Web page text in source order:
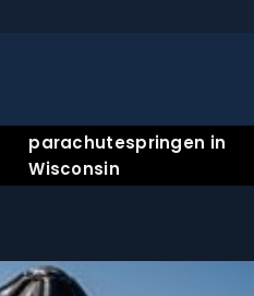
parachutespringen in
Wisconsin